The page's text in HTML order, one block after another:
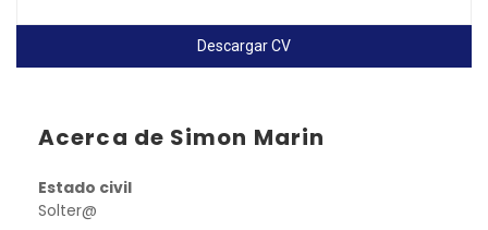
Descargar CV
Acerca de Simon Marin
Estado civil
Solter@